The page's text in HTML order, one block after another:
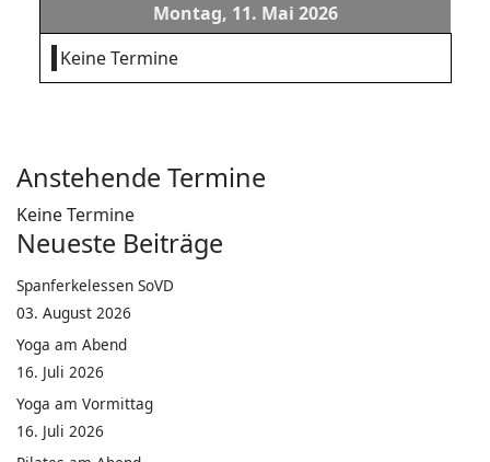
Montag, 11. Mai 2026
Keine Termine
Anstehende Termine
Keine Termine
Neueste Beiträge
Spanferkelessen SoVD
03. August 2026
Yoga am Abend
16. Juli 2026
Yoga am Vormittag
16. Juli 2026